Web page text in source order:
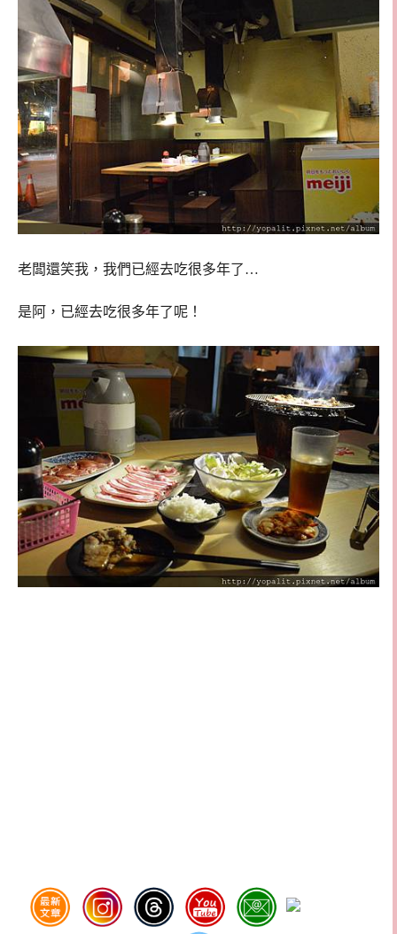
老闆還笑我，我們已經去吃很多年了…
是阿，已經去吃很多年了呢！